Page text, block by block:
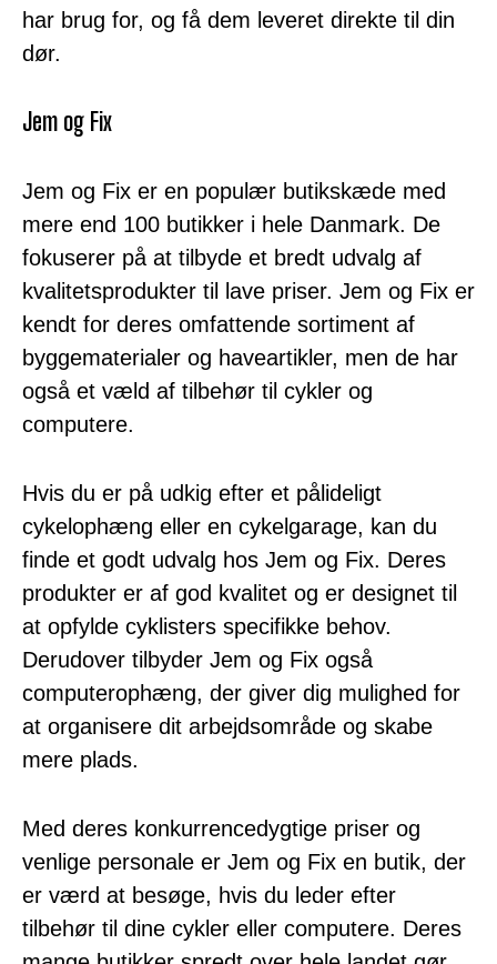
har brug for, og få dem leveret direkte til din
dør.
Jem og Fix
Jem og Fix er en populær butikskæde med
mere end 100 butikker i hele Danmark. De
fokuserer på at tilbyde et bredt udvalg af
kvalitetsprodukter til lave priser. Jem og Fix er
kendt for deres omfattende sortiment af
byggematerialer og haveartikler, men de har
også et væld af tilbehør til cykler og
computere.
Hvis du er på udkig efter et pålideligt
cykelophæng eller en cykelgarage, kan du
finde et godt udvalg hos Jem og Fix. Deres
produkter er af god kvalitet og er designet til
at opfylde cyklisters specifikke behov.
Derudover tilbyder Jem og Fix også
computerophæng, der giver dig mulighed for
at organisere dit arbejdsområde og skabe
mere plads.
Med deres konkurrencedygtige priser og
venlige personale er Jem og Fix en butik, der
er værd at besøge, hvis du leder efter
tilbehør til dine cykler eller computere. Deres